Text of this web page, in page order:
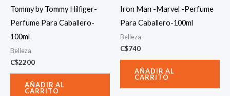
Tommy by Tommy Hilfiger-
Perfume Para Caballero-
100ml
Belleza
C$2200
AÑADIR AL
CARRITO
Iron Man -Marvel -Perfume
Para Caballero-100ml
Belleza
C$740
AÑADIR AL
CARRITO